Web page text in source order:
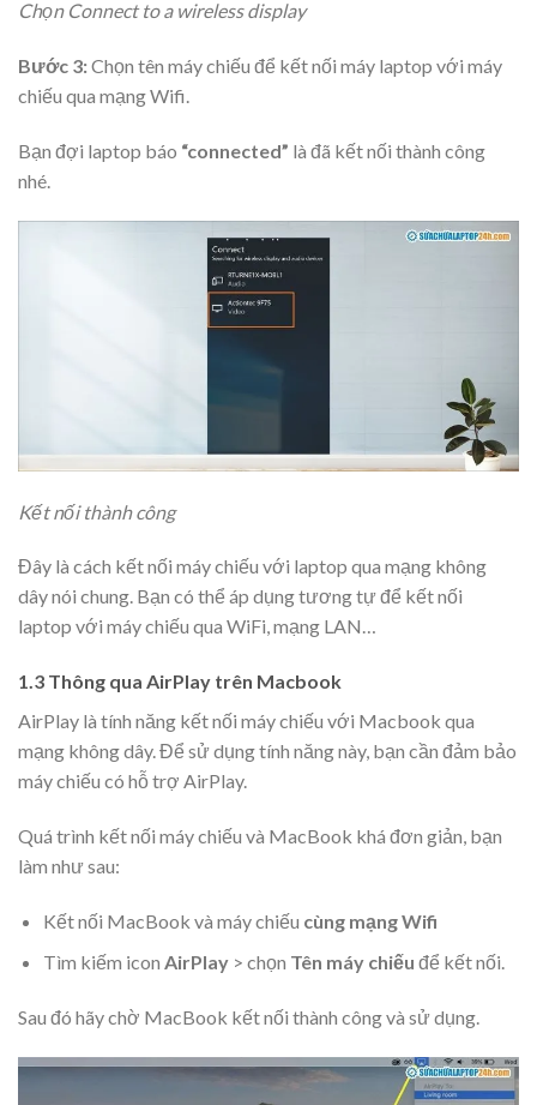
Chọn Connect to a wireless display
Bước 3:Chọn tên máy chiếu để kết nối máy laptop với máy
chiếu qua mạng Wifi.
Bạn đợi laptop báo “connected” là đã kết nối thành công
nhé.
Kết nối thành công
Đây là cách kết nối máy chiếu với laptop qua mạng không
dây nói chung. Bạn có thể áp dụng tương tự để kết nối
laptop với máy chiếu qua WiFi, mạng LAN…
1.3 Thông qua AirPlay trên Macbook
AirPlay là tính năng kết nối máy chiếu với Macbook qua
mạng không dây. Để sử dụng tính năng này, bạn cần đảm bảo
máy chiếu có hỗ trợ AirPlay.
Quá trình kết nối máy chiếu và MacBook khá đơn giản, bạn
làm như sau:
Kết nối MacBook và máy chiếu cùng mạng Wifi
Tìm kiếm icon AirPlay > chọn Tên máy chiếu để kết nối.
Sau đó hãy chờ MacBook kết nối thành công và sử dụng.